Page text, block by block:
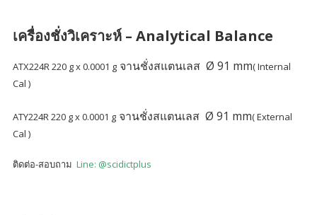
เครื่องชั่งวิเคราะห์ – Analytical Balance
ATX224R220 g x 0.0001 g จานชั่งสแตนเลส Ø 91 mm( Internal
Cal )
ATY224R220 g x 0.0001 g จานชั่งสแตนเลส Ø 91 mm( External
Cal )
ติดต่อ-สอบถาม Line: @scidictplus